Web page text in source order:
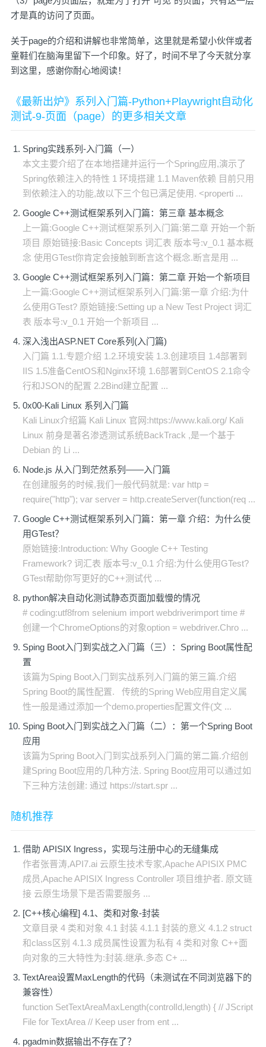
才是真的访问了页面。
关于page的介绍和讲解也非常简单，这里就是希望小伙伴或者
童鞋们在脑海里留下一个印象。好了，时间不早了今天就分享
到这里，感谢你耐心地阅读！
《最新出炉》系列入门篇-Python+Playwright自动化
测试-9-页面（page）的更多相关文章
Spring实践系列-入门篇（一）
本文主要介绍了在本地搭建并运行一个Spring应用,演示了
Spring依赖注入的特性 1 环境搭建 1.1 Maven依赖 目前只用
到依赖注入的功能,故以下三个包已满足使用. <properti ...
Google C++测试框架系列入门篇：第三章 基本概念
上一篇:Google C++测试框架系列入门篇:第二章 开始一个新
项目 原始链接:Basic Concepts 词汇表 版本号:v_0.1 基本概
念 使用GTest你肯定会接触到断言这个概念.断言是用 ...
Google C++测试框架系列入门篇：第二章 开始一个新项目
上一篇:Google C++测试框架系列入门篇:第一章 介绍:为什
么使用GTest? 原始链接:Setting up a New Test Project 词汇
表 版本号:v_0.1 开始一个新项目 ...
深入浅出ASP.NET Core系列(入门篇)
入门篇 1.1.专题介绍 1.2.环境安装 1.3.创建项目 1.4部署到
IIS 1.5准备CentOS和Nginx环境 1.6部署到CentOS 2.1命令
行和JSON的配置 2.2Bind建立配置 ...
0x00-Kali Linux 系列入门篇
Kali Linux介绍篇 Kali Linux 官网:https://www.kali.org/ Kali
Linux 前身是著名渗透测试系统BackTrack ,是一个基于
Debian 的 Li ...
Node.js 从入门到茫然系列——入门篇
在创建服务的时候,我们一般代码就是: var http =
require("http"); var server = http.createServer(function(req ...
Google C++测试框架系列入门篇：第一章 介绍：为什么使
用GTest？
原始链接:Introduction: Why Google C++ Testing
Framework? 词汇表 版本号:v_0.1 介绍:为什么使用GTest?
GTest帮助你写更好的C++测试代 ...
python解决自动化测试静态页面加载慢的情况
# coding:utf8from selenium import webdriverimport time #
创建一个ChromeOptions的对象option = webdriver.Chro ...
Sping Boot入门到实战之入门篇（三）：Spring Boot属性配
置
该篇为Sping Boot入门到实战系列入门篇的第三篇.介绍
Spring Boot的属性配置. 传统的Spring Web应用自定义属
性一般是通过添加一个demo.properties配置文件(文 ...
Sping Boot入门到实战之入门篇（二）：第一个Spring Boot
应用
该篇为Spring Boot入门到实战系列入门篇的第二篇.介绍创
建Spring Boot应用的几种方法. Spring Boot应用可以通过如
下三种方法创建: 通过 https://start.spr ...
随机推荐
借助 APISIX Ingress，实现与注册中心的无缝集成
作者张晋涛,API7.ai 云原生技术专家,Apache APISIX PMC
成员,Apache APISIX Ingress Controller 项目维护者. 原文链
接 云原生场景下是否需要服务 ...
[C++核心编程] 4.1、类和对象-封装
文章目录 4 类和对象 4.1 封装 4.1.1 封装的意义 4.1.2 struct
和class区别 4.1.3 成员属性设置为私有 4 类和对象 C++面
向对象的三大特性为:封装.继承.多态 C+ ...
TextArea设置MaxLength的代码（未测试在不同浏览器下的
兼容性）
function SetTextAreaMaxLength(controlId,length) { // JScript
File for TextArea // Keep user from ent ...
pgadmin数据输出不存在了？